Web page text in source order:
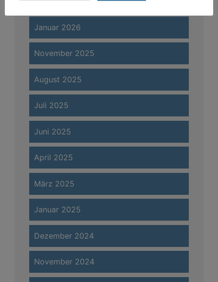
Januar 2026
November 2025
August 2025
Juli 2025
Juni 2025
April 2025
März 2025
Januar 2025
Dezember 2024
November 2024